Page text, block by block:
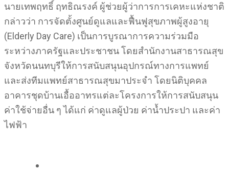
นายเทพฤทธิ์ ฤทธิณรงค์ ผู้ช่วยผู้ว่าการการเคหะแห่งชาติ
กล่าวว่า การจัดตั้งศูนย์ดูแลและฟื้นฟูสุขภาพผู้สูงอายุ
(Elderly Day Care) เป็นการบูรณาการความร่วมมือ
ระหว่างภาครัฐและประชาชน โดยสำนักงานสาธารณสุข
จังหวัดนนทบุรีให้การสนับสนุนอุปกรณ์ทางการแพทย์
และส่งทีมแพทย์สาธารณสุขมาประจำ โดยนิติบุคคล
อาคารชุดบ้านเอื้ออาทรแต่ละโครงการให้การสนับสนุน
ค่าใช้จ่ายอื่น ๆ ได้แก่ ค่าดูแลผู้ป่วย ค่าน้ำประปา และค่า
ไฟฟ้า